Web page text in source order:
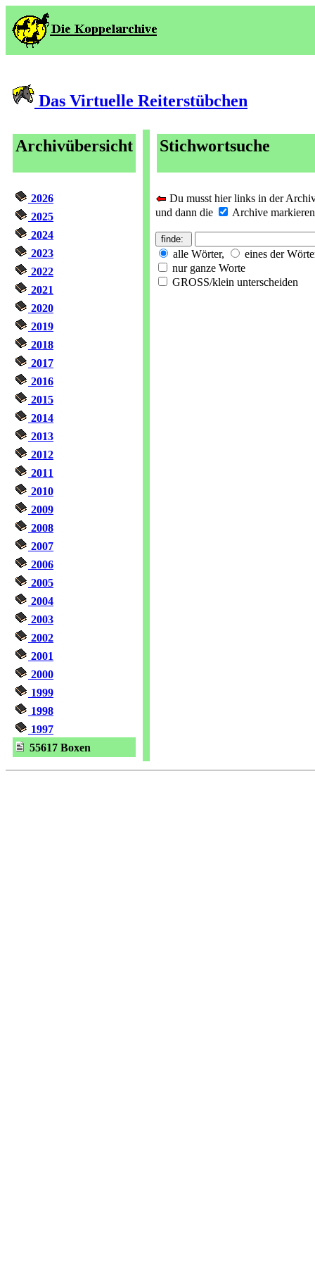
Das Virtuelle Reiterstübchen
Archivübersicht
2026
2025
2024
2023
2022
2021
2020
2019
2018
2017
2016
2015
2014
2013
2012
2011
2010
2009
2008
2007
2006
2005
2004
2003
2002
2001
2000
1999
1998
1997
55617 Boxen
Stichwortsuche
Du musst hier links in der
und dann die
Archive
alle Wörter,
eines der
nur ganze Worte
GROSS/klein unterscheiden